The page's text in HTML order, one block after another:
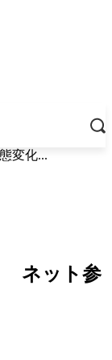
変化...
ネット参